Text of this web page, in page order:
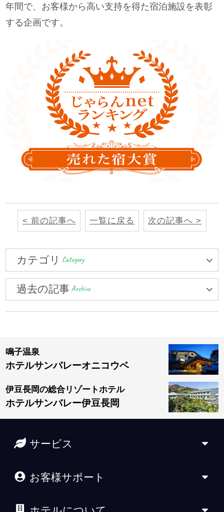
年間で、お客様から高い支持を得た宿泊施設を表彰
する企画です。
< 前の記事へ 一覧に戻る 次の記事へ >
カテゴリ Category
過去の記事 Archive
鳴子温泉
ホテルサンバレーオニコウベ
伊豆長岡の総合リゾートホテル
ホテルサンバレー伊豆長岡
サービス
お客様サポート